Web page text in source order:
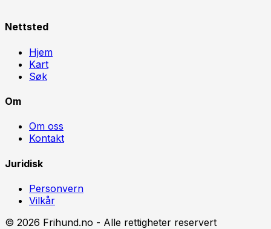
Nettsted
Hjem
Kart
Søk
Om
Om oss
Kontakt
Juridisk
Personvern
Vilkår
© 2026 Frihund.no - Alle rettigheter reservert